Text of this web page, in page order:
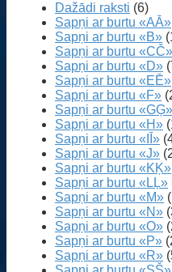
Dažādi raksti (6)
Sapņi ar burtu «AĀ»
Sapņi ar burtu «B»
Sapņi ar burtu «CČ»
Sapņi ar burtu «D»
Sapņi ar burtu «EĒ»
Sapņi ar burtu «F»
Sapņi ar burtu «GĢ»
Sapņi ar burtu «H»
Sapņi ar burtu «IĪ»
Sapņi ar burtu «J»
Sapņi ar burtu «KĶ»
Sapņi ar burtu «LĻ»
Sapņi ar burtu «M»
Sapņi ar burtu «N»
Sapņi ar burtu «O»
Sapņi ar burtu «P»
Sapņi ar burtu «R»